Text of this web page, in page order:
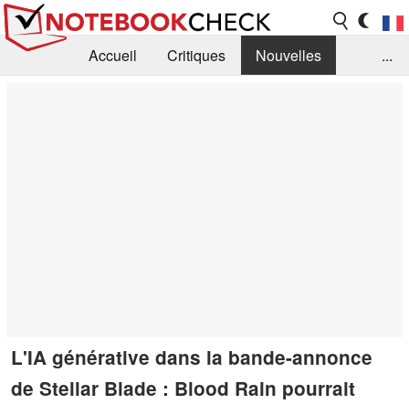
Accueil Critiques
Nouvelles
...
L'IA générative dans la bande-annonce
de Stellar Blade : Blood Rain pourrait